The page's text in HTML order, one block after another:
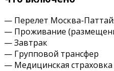
— Перелет Москва-
— Проживание
— Завтрак
— Групповой трансфер
— Медицинская страховка